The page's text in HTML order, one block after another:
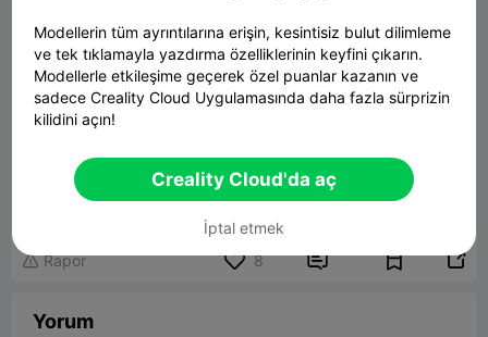
Bird Stand
17.27KB İlgili 3D Model
 Rapor 8  
Yorum
Modellerin tüm ayrıntılarına erişin, kesintisiz bulut dilimleme
ve tek tıklamayla yazdırma özelliklerinin keyfini çıkarın.
Modellerle etkileşime geçerek özel puanlar kazanın ve
sadece Creality Cloud Uygulamasında daha fazla sürprizin
kilidini açın!
Creality Cloud'da aç
İptal etmek